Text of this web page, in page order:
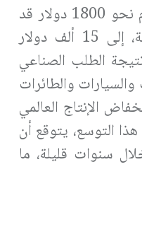
فالكيلوغرام الذي يساوي اليوم نحو 1800 دولار قد
يصل، وفقاً لتقديرات متداولة، إلى 15 ألف دولار
الطلب الصناعي
والسيارات والطائرات
الإنتاج العالمي
التوسع، يتوقع أن
سنوات قليلة، ما